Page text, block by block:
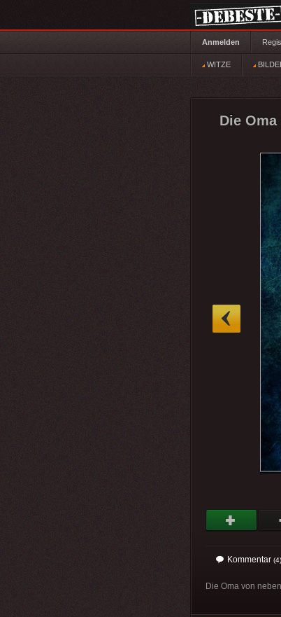
Anmelden
WITZE
Die
Kommentar (4)
Die Oma von